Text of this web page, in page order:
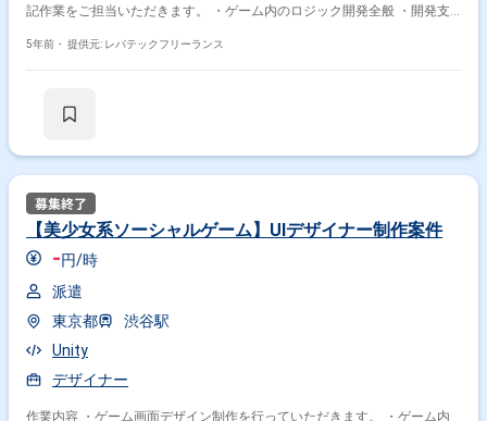
記作業をご担当いただきます。 ・ゲーム内のロジック開発全般 ・開発支
5年前・ 提供元: レバテックフリーランス
【美少女系ソーシャルゲーム】UIデザイナー制作案件
-円/時
派遣
東京都
渋谷駅
Unity
デザイナー
作業内容 ・ゲーム画面デザイン制作を行っていただきます。 ・ゲーム内